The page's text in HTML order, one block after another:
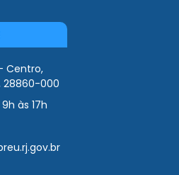
Centro,
28860-000
às 17h